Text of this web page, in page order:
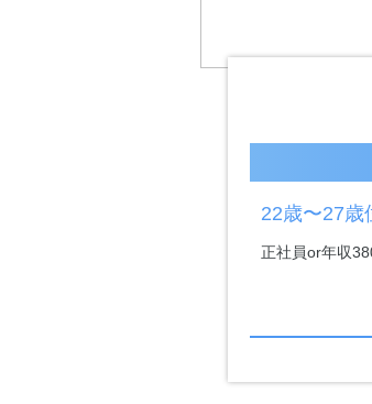
22歳〜27歳
正社員or年収